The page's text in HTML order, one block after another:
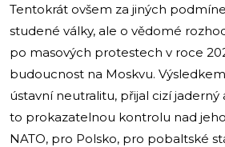
Tentokrát ovšem za jiných
studené války, ale o vědomé
po masových protestech v roce
budoucnost na Moskvu.
ústavní neutralitu, přijal cizí jaderný
to prokazatelnou kontrolu nad
NATO, pro Polsko, pro pobaltské